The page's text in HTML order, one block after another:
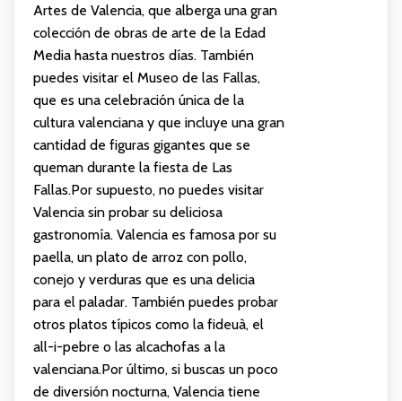
Artes de Valencia, que alberga una gran
colección de obras de arte de la Edad
Media hasta nuestros días. También
puedes visitar el Museo de las Fallas,
que es una celebración única de la
cultura valenciana y que incluye una gran
cantidad de figuras gigantes que se
queman durante la fiesta de Las
Fallas.Por supuesto, no puedes visitar
Valencia sin probar su deliciosa
gastronomía. Valencia es famosa por su
paella, un plato de arroz con pollo,
conejo y verduras que es una delicia
para el paladar. También puedes probar
otros platos típicos como la fideuà, el
all-i-pebre o las alcachofas a la
valenciana.Por último, si buscas un poco
de diversión nocturna, Valencia tiene